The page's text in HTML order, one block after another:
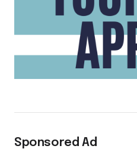
Sponsored Ad